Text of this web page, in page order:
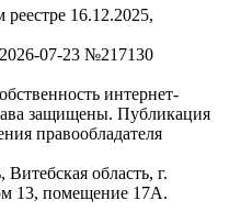
16.12.2025,
07-23 №217130
интернет-
защищены. Публикация
правообладателя
область, г.
13, помещение 17А.